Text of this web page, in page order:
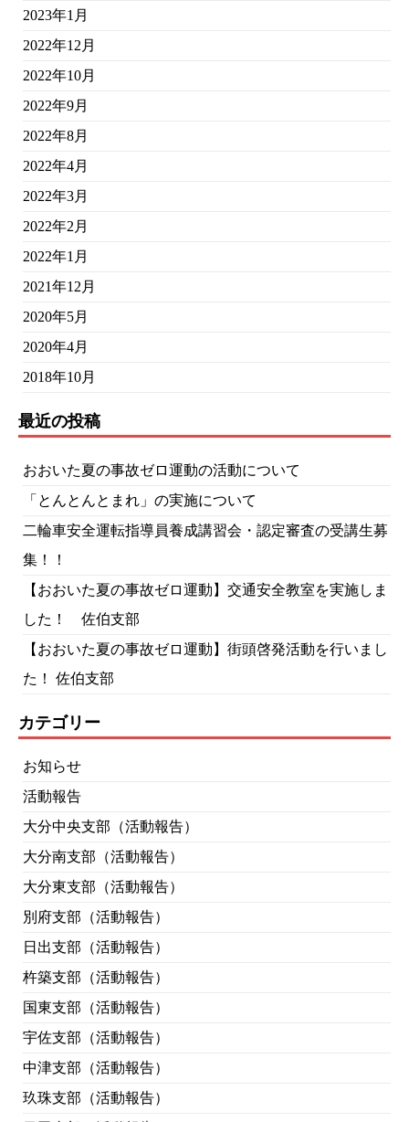
2023年1月
2022年12月
2022年10月
2022年9月
2022年8月
2022年4月
2022年3月
2022年2月
2022年1月
2021年12月
2020年5月
2020年4月
2018年10月
最近の投稿
おおいた夏の事故ゼロ運動の活動について
「とんとんとまれ」の実施について
二輪車安全運転指導員養成講習会・認定審査の受講生募
集！！
【おおいた夏の事故ゼロ運動】交通安全教室を実施しま
した！ 佐伯支部
【おおいた夏の事故ゼロ運動】街頭啓発活動を行いまし
た！ 佐伯支部
カテゴリー
お知らせ
活動報告
大分中央支部（活動報告）
大分南支部（活動報告）
大分東支部（活動報告）
別府支部（活動報告）
日出支部（活動報告）
杵築支部（活動報告）
国東支部（活動報告）
宇佐支部（活動報告）
中津支部（活動報告）
玖珠支部（活動報告）